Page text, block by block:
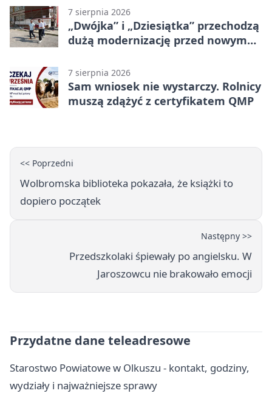
7 sierpnia 2026
„Dwójka” i „Dziesiątka” przechodzą
dużą modernizację przed nowym
7 sierpnia 2026
Sam wniosek nie wystarczy. Rolnicy
muszą zdążyć z certyfikatem QMP
<< Poprzedni
Wolbromska biblioteka pokazała, że książki to
dopiero początek
Następny >>
Przedszkolaki śpiewały po angielsku. W
Jaroszowcu nie brakowało emocji
Przydatne dane teleadresowe
Starostwo Powiatowe w Olkuszu - kontakt, godziny,
wydziały i najważniejsze sprawy